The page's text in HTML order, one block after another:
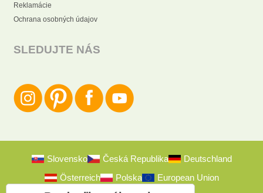
Reklamácie
Ochrana osobných údajov
SLEDUJTE NÁS
Slovensko Česká Republika
Deutschland
Österreich
Polska European Union